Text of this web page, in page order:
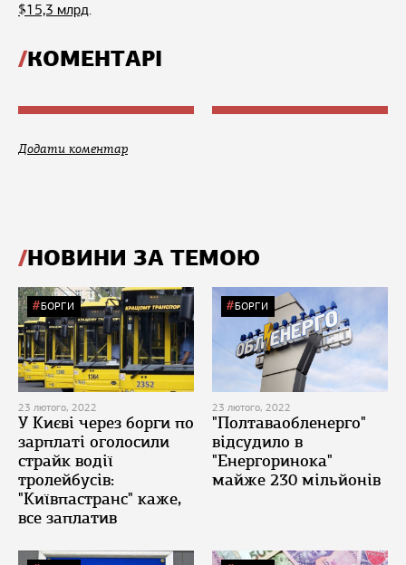
$15,3 млрд.
КОМЕНТАРІ
Додати коментар
НОВИНИ ЗА ТЕМОЮ
БОРГИ
23 лютого, 2022
У Києві через борги по
зарплаті оголосили
страйк водії
тролейбусів:
"Київпастранс" каже,
все заплатив
БОРГИ
23 лютого, 2022
"Полтаваобленерго"
відсудило в
"Енергоринока"
майже 230 мільйонів